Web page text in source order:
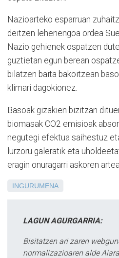
Nazioarteko esparruan
deitzen lehenengoa ordea
Nazio gehienek ospatzen
guztietan egun berean
bilatzen baita bakoitzean
klimari dagokionez.
Basoak gizakien bizitzan
biomasak CO2 emisioak
negutegi efektua saihestuz
lurzoru galeratik eta
eragin onuragarri askoren
INGURUMENA
LAGUN AGURGARRIA:
Bisitatzen ari zaren
normalizazioaren alde